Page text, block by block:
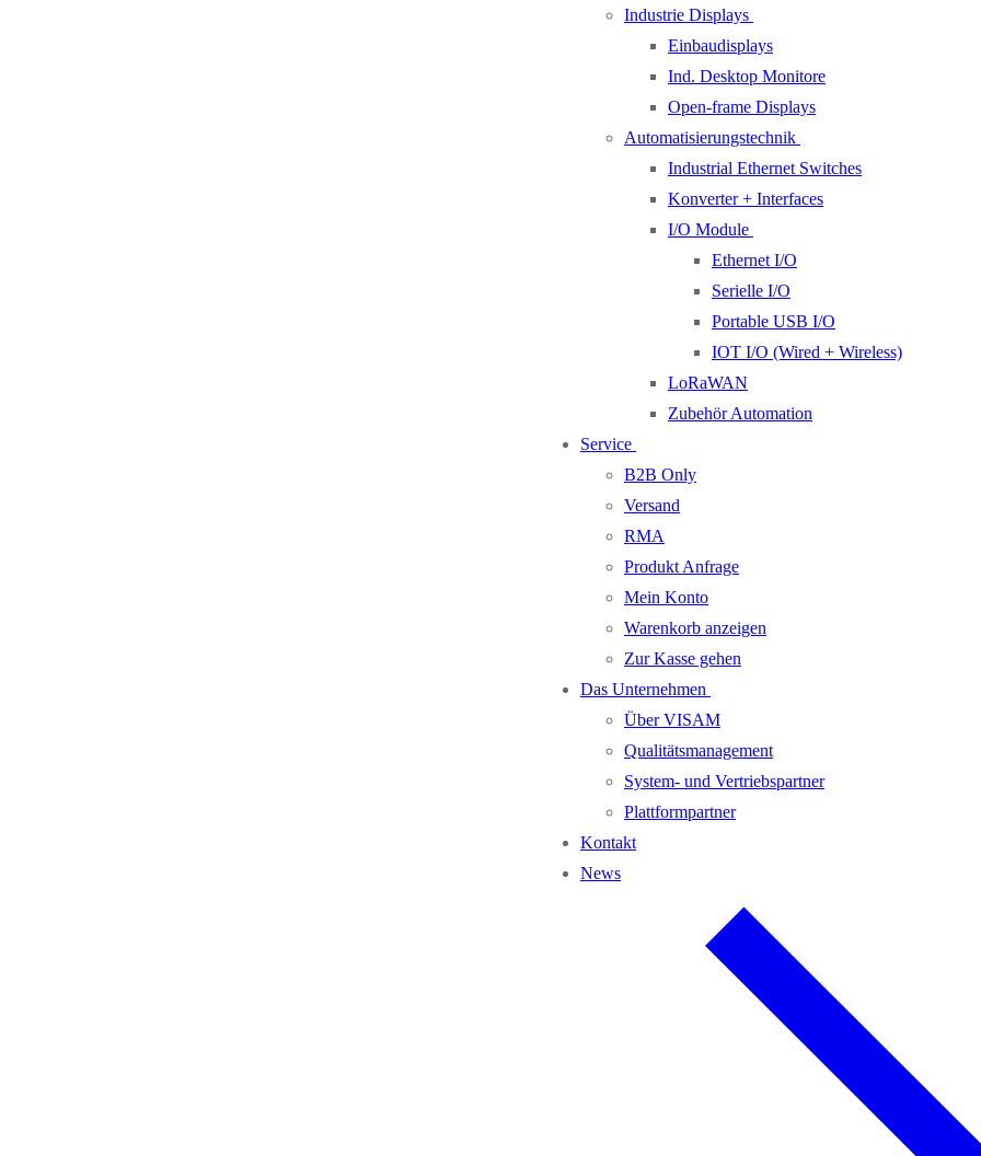
Industrie Displays
Einbaudisplays
Ind. Desktop Monitore
Open-frame Displays
Automatisierungstechnik
Industrial Ethernet Switches
Konverter + Interfaces
I/O Module
Ethernet I/O
Serielle I/O
Portable USB I/O
IOT I/O (Wired + Wireless)
LoRaWAN
Zubehör Automation
Service
B2B Only
Versand
RMA
Produkt Anfrage
Mein Konto
Warenkorb anzeigen
Zur Kasse gehen
Das Unternehmen
Über VISAM
Qualitätsmanagement
System- und Vertriebspartner
Plattformpartner
Kontakt
News